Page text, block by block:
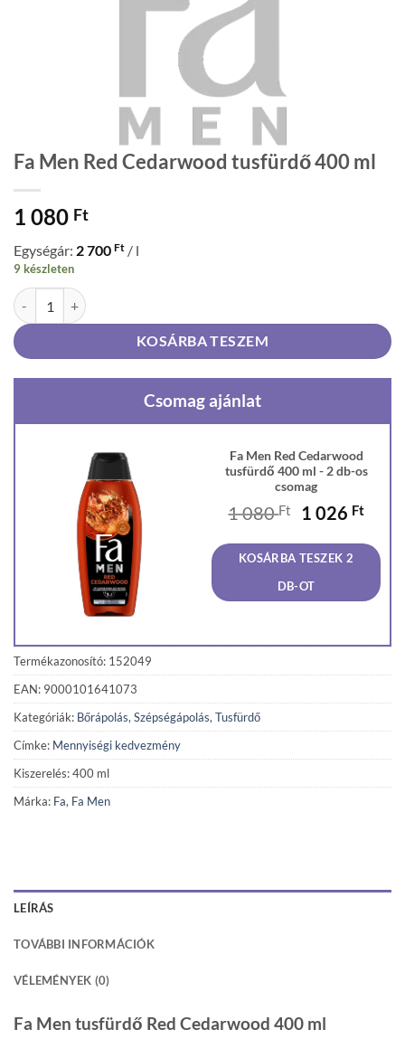
Fa Men Red Cedarwood tusfürdő 400 ml
1 080 Ft
Egységár: 2 700 Ft / l
9 készleten
Fa Men Red Cedarwood tusfürdő 400 ml mennyiség
KOSÁRBA TESZEM
Csomag ajánlat
Fa Men Red Cedarwood
tusfürdő 400 ml - 2 db-os
csomag
1 080Ft
Original
was:
1
080 Ft.
1 026 Ft
is:
026
KOSÁRBA TESZEK 2
DB-OT
Termékazonosító: 152049
EAN: 9000101641073
Kategóriák: Bőrápolás,Szépségápolás,Tusfürdő
Címke: Mennyiségi kedvezmény
Kiszerelés: 400 ml
Márka: Fa, Fa Men
LEÍRÁS
TOVÁBBI INFORMÁCIÓK
VÉLEMÉNYEK (0)
Fa Men tusfürdő Red Cedarwood 400 ml